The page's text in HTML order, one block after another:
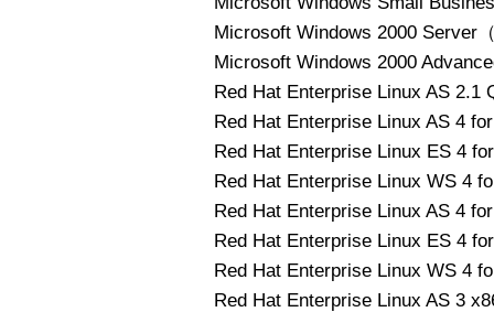
Microsoft Windows 2000 Server
Microsoft Windows 2000
Red Hat Enterprise Linux AS 2.1
Red Hat Enterprise Linux AS 4
Red Hat Enterprise Linux ES 4
Red Hat Enterprise Linux WS 4
Red Hat Enterprise Linux AS 4
Red Hat Enterprise Linux ES 4
Red Hat Enterprise Linux WS 4
Red Hat Enterprise Linux AS 3